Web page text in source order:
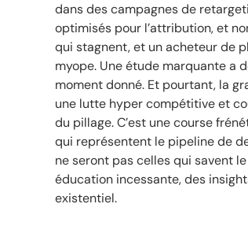
dans des campagnes de
optimisés pour l’attribution, et
qui stagnent, et un acheteur de
myope. Une étude marquante a
moment donné. Et pourtant, la
une lutte hyper compétitive et
du pillage. C’est une course
qui représentent le pipeline de
ne seront pas celles qui savent
éducation incessante, des
existentiel.